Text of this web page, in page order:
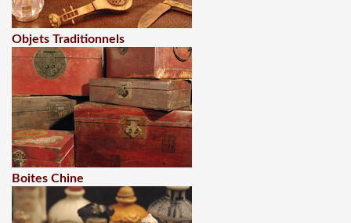
Objets Traditionnels
Boites Chine